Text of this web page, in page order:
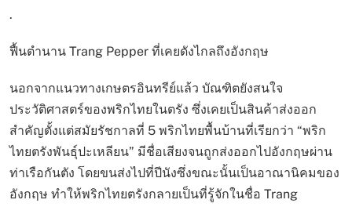
.
ฟื้นตำนาน Trang Pepper ที่เคยดังไกลถึงอังกฤษ
นอกจากแนวทางเกษตรอินทรีย์แล้ว บัณฑิตยังสนใจ
ประวัติศาสตร์ของพริกไทยในตรัง ซึ่งเคยเป็นสินค้าส่งออก
สำคัญตั้งแต่สมัยรัชกาลที่ 5 พริกไทยพื้นบ้านที่เรียกว่า “พริก
ไทยตรังพันธุ์ปะเหลียน” มีชื่อเสียงจนถูกส่งออกไปอังกฤษผ่าน
ท่าเรือกันตัง โดยขนส่งไปที่ปีนังซึ่งขณะนั้นเป็นอาณานิคมของ
อังกฤษ ทำให้พริกไทยตรังกลายเป็นที่รู้จักในชื่อ Trang